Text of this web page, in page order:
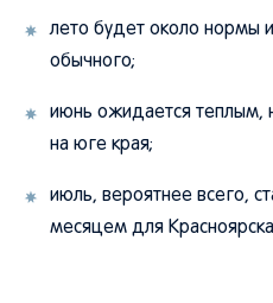
лето будет около нормы
обычного;
июнь ожидается теплым,
на юге края;
июль, вероятнее всего,
месяцем для